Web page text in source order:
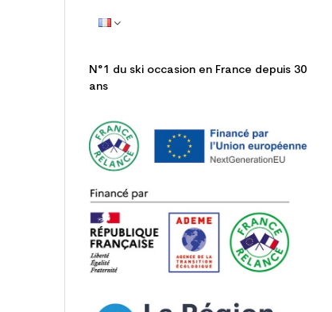
N°1 du ski occasion en France depuis 30
ans